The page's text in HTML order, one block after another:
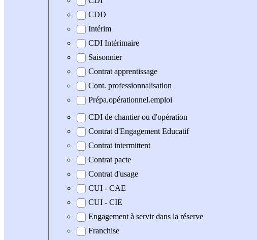
CDD
Intérim
CDI Intérimaire
Saisonnier
Contrat apprentissage
Cont. professionnalisation
Prépa.opérationnel.emploi
CDI de chantier ou d'opération
Contrat d'Engagement Educatif
Contrat intermittent
Contrat pacte
Contrat d'usage
CUI - CAE
CUI - CIE
Engagement à servir dans la réserve
Franchise